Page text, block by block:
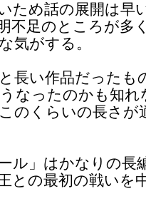
ため話の展開は早
不足のところが多
気がする。
長い作品だったも
なったのかも知れ
のくらいの長さが
ル」はかなりの長
との最初の戦いを